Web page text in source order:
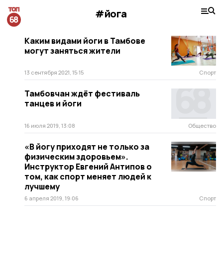
#йога
Каким видами йоги в Тамбове
могут заняться жители
13 сентября 2021, 15:15 Спорт
Тамбовчан ждёт фестиваль
танцев и йоги
16 июля 2019, 13:08 Общество
«В йогу приходят не только за
физическим здоровьем».
Инструктор Евгений Антипов о
том, как спорт меняет людей к
лучшему
6 апреля 2019, 19:06 Спорт